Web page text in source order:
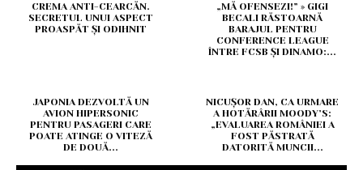
CREMA ANTI-CEARCĂN.
SECRETUL UNUI ASPECT
PROASPĂT ȘI ODIHNIT
„MĂ OFENSEZI!” » GIGI
BECALI RĂSTOARNĂ
BARAJUL PENTRU
CONFERENCE LEAGUE
ÎNTRE FCSB ȘI DINAMO:...
JAPONIA DEZVOLTĂ UN
AVION HIPERSONIC
PENTRU PASAGERI CARE
POATE ATINGE O VITEZĂ
DE DOUĂ...
NICUȘOR DAN, CA URMARE
A HOTĂRÂRII MOODY’S:
„EVALUAREA ROMÂNIEI A
FOST PĂSTRATĂ
DATORITĂ MUNCII...